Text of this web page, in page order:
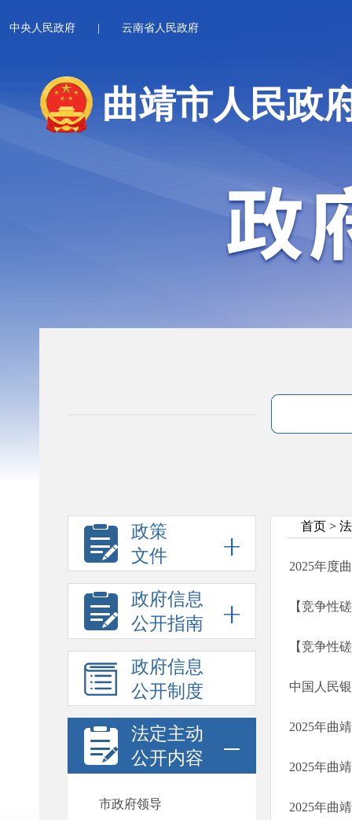
中央人民政府 云南省人民政府
曲靖市人民政
政策
文件
政府信息
公开指南
政府信息
公开制度
法定主动
公开内容
市政府领导
首页 >
2025年度
【竞争性
【竞争性
2025年曲
2025年曲
2025年曲